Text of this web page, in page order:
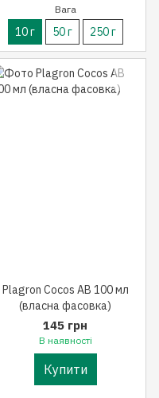
Вага
10 г 50 г 250 г
Plagron Cocos AB 100 мл
(власна фасовка)
145 грн
В наявності
Купити